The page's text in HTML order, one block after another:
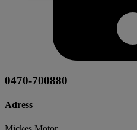
0470-700880
Adress